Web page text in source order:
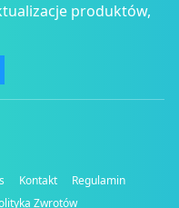
produktów,
Kontakt
Regulamin
Zwrotów